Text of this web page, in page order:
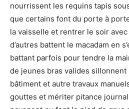
nourrissent les requins tapis
que certains font du porte à
la vaisselle et rentrer le soir avec
d’autres battent le macadam en
battant parfois pour tendre la
de jeunes bras valides sillonnent
bâtiment et autre travaux
gouttes et mériter pitance